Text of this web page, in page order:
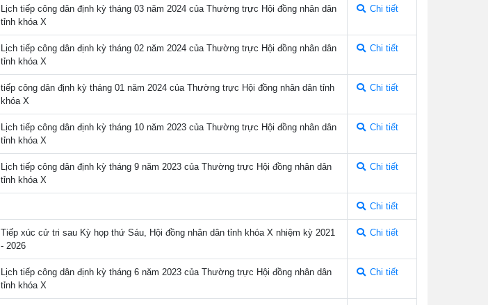
Lịch tiếp công dân định kỳ tháng 03 năm 2024 của Thường trực Hội đồng nhân dân
tỉnh khóa X
Chi tiết
Lịch tiếp công dân định kỳ tháng 02 năm 2024 của Thường trực Hội đồng nhân dân
tỉnh khóa X
Chi tiết
tiếp công dân định kỳ tháng 01 năm 2024 của Thường trực Hội đồng nhân dân tỉnh
khóa X
Chi tiết
Lịch tiếp công dân định kỳ tháng 10 năm 2023 của Thường trực Hội đồng nhân dân
tỉnh khóa X
Chi tiết
Lịch tiếp công dân định kỳ tháng 9 năm 2023 của Thường trực Hội đồng nhân dân
tỉnh khóa X
Chi tiết
Chi tiết
Tiếp xúc cử tri sau Kỳ họp thứ Sáu, Hội đồng nhân dân tỉnh khóa X nhiệm kỳ 2021
- 2026
Chi tiết
Lịch tiếp công dân định kỳ tháng 6 năm 2023 của Thường trực Hội đồng nhân dân
tỉnh khóa X
Chi tiết